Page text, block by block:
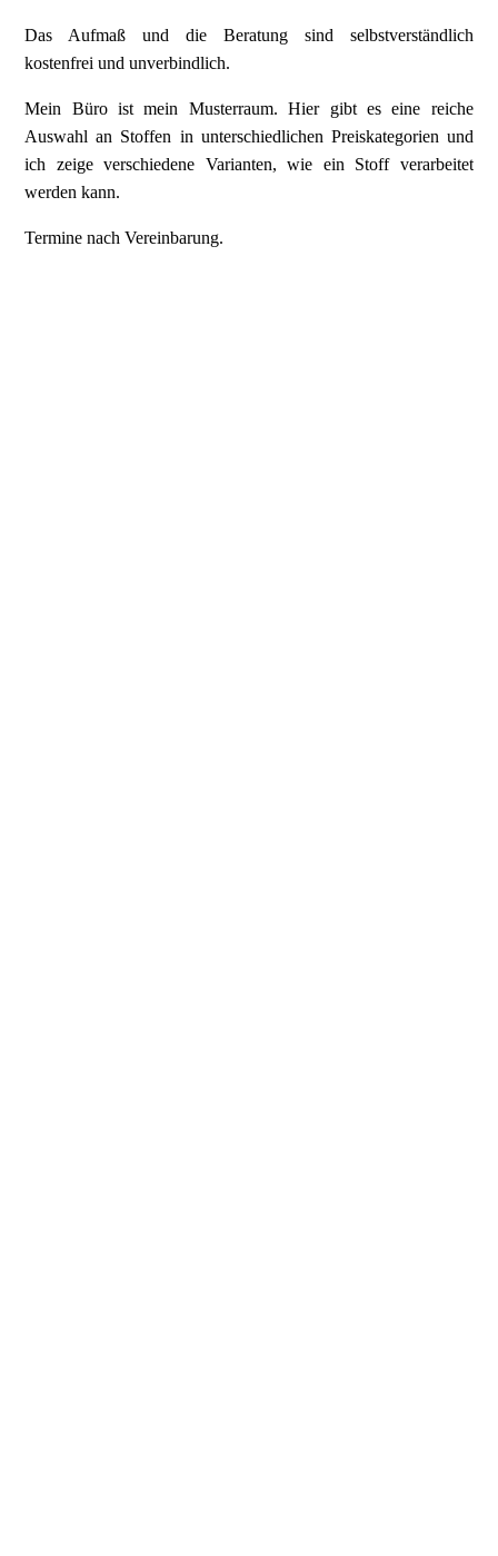
Das Aufmaß und die Beratung sind selbstverständlich
kostenfrei und unverbindlich.
Mein Büro ist mein Musterraum. Hier gibt es eine reiche
Auswahl an Stoffen in unterschiedlichen Preiskategorien und
ich zeige verschiedene Varianten, wie ein Stoff verarbeitet
werden kann.
Termine nach Vereinbarung.